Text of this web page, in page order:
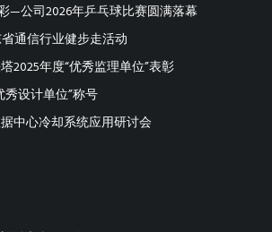
—公司2026年乒乓球比赛圆满落幕
通信行业健步走活动
2025年度“优秀监理单位”表彰
设计单位”称号
中心冷却系统应用研讨会